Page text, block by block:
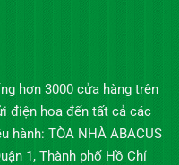
hơn 3000 cửa hàng trên
điện hoa đến tất cả các
hành: TÒA NHÀ ABACUS
1, Thành phố Hồ Chí